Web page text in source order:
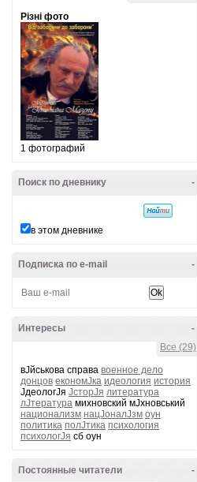
Різні фото
1 фотографий
-
Поиск по дневнику
в этом дневнике
-
Подписка по e-mail
-
Интересы
Все (29)
вЈйськова справа военное дело
донцов економЈка идеология история
ЈдеологЈя ЈсторЈя литература
лЈтература михновский мЈхновський
национализм нацЈоналЈзм оун
политика полЈтика психология
психологЈя сб оун
-
Постоянные читатели